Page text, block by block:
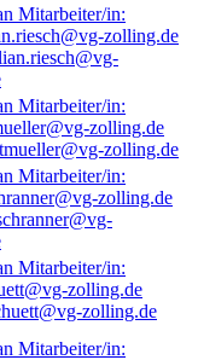
zolling.de
zolling.de